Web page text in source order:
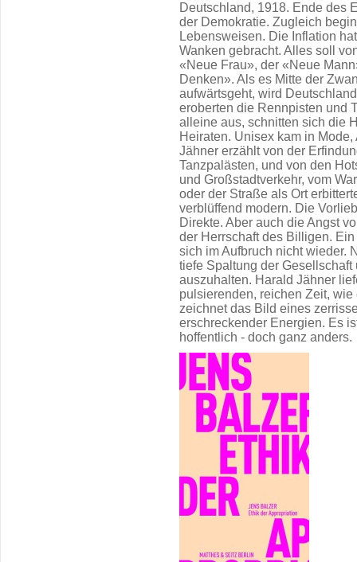
Deutschland, 1918. Ende des
der Demokratie. Zugleich
Lebensweisen. Die Inflation
Wanken gebracht. Alles soll
«Neue Frau», der «Neue
Denken». Als es Mitte der
aufwärtsgeht, wird
eroberten die Rennpisten und
alleine aus, schnitten sich die
Heiraten. Unisex kam in
Jähner erzählt von der
Tanzpalästen, und von den
und Großstadtverkehr, vom
oder der Straße als Ort
verblüffend modern. Die
Direkte. Aber auch die Angst
der Herrschaft des Billigen.
sich im Aufbruch nicht wieder.
tiefe Spaltung der
auszuhalten. Harald Jähner
pulsierenden, reichen Zeit,
zeichnet das Bild eines
erschreckender Energien. Es
hoffentlich - doch ganz anders.